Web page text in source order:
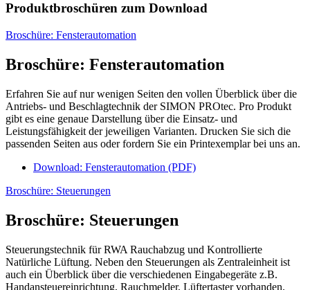
Produktbroschüren zum Download
Broschüre: Fensterautomation
Broschüre: Fensterautomation
Erfahren Sie auf nur wenigen Seiten den vollen Überblick über die
Antriebs- und Beschlagtechnik der SIMON PROtec. Pro Produkt
gibt es eine genaue Darstellung über die Einsatz- und
Leistungsfähigkeit der jeweiligen Varianten. Drucken Sie sich die
passenden Seiten aus oder fordern Sie ein Printexemplar bei uns an.
Download: Fensterautomation (PDF)
Broschüre: Steuerungen
Broschüre: Steuerungen
Steuerungstechnik für RWA Rauchabzug und Kontrollierte
Natürliche Lüftung. Neben den Steuerungen als Zentraleinheit ist
auch ein Überblick über die verschiedenen Eingabegeräte z.B.
Handansteuereinrichtung, Rauchmelder, Lüftertaster vorhanden.